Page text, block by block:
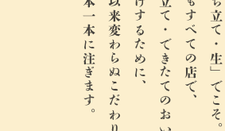
「打ち立て・生」でこそ。
今日もすべての店で、
お届けするために、
麺一本一本に注ぎます。